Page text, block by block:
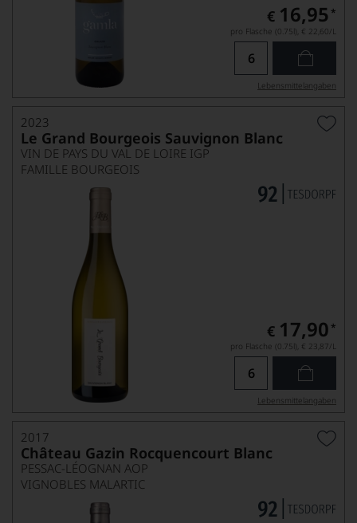
€ 16,95 *
pro Flasche (0.75l), € 22,60/L
Lebensmittel­angaben
2023
Le Grand Bourgeois Sauvignon Blanc
VIN DE PAYS DU VAL DE LOIRE IGP
FAMILLE BOURGEOIS
€ 17,90 *
pro Flasche (0.75l), € 23,87/L
Lebensmittel­angaben
2017
Château Gazin Rocquencourt Blanc
PESSAC-LÉOGNAN AOP
VIGNOBLES MALARTIC